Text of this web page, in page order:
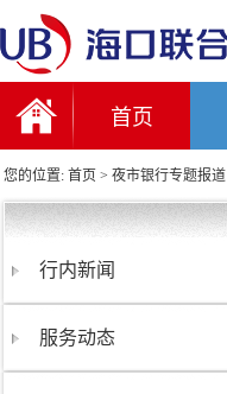
首页
您的位置: 首页 > 夜市银行专题报道
行内新闻
服务动态